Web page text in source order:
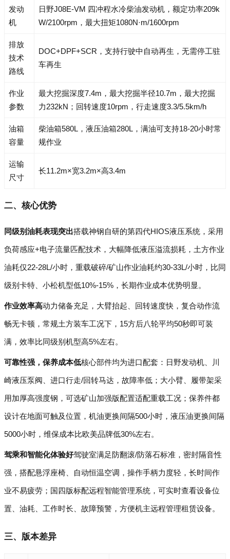
发动
机
日野J08E-VM 四冲程水冷柴油发动机，额定功率209k
W/2100rpm，最大扭矩1080N·m/1600rpm
排放
技术
路线
DOC+DPF+SCR，支持行驶中自动再生，无需停工驻
车再生
作业
参数
最大挖掘深度7.4m，最大挖掘半径10.7m，最大挖掘
力232kN；回转速度10rpm，行走速度3.3/5.5km/h
油箱
容量
柴油箱580L，液压油箱280L，满油可支持18-20小时常
规作业
运输
尺寸
长11.2m×宽3.2m×高3.4m
二、核心优势
同级别油耗表现突出搭载神钢自研的第四代HIOS液压系统，采用
负荷感应+电子流量匹配技术，大幅降低液压溢流损耗，土方作业
油耗仅22-28L/小时，重载破碎/矿山作业油耗约30-33L/小时，比同
级别卡特、小松机型低10%-15%，长期作业成本优势明显。
作业效率高动力储备充足，大臂抬起、回转速度快，复合动作流
畅无卡顿，常规土方装车工况下，15方后八轮平均50秒即可装
满，效率比同级别机型高5%左右。
可靠性强，保养成本低核心部件均为进口配套：日野发动机、川
崎液压泵阀、进口行走/回转马达，故障率低；大小臂、履带架采
用加厚高强度钢，可选矿山加强版配置适配重载工况；保养件都
设计在地面可触及位置，机油更换间隔500小时，液压油更换间隔
5000小时，维保成本比欧美品牌低30%左右。
驾乘和智能化体验好驾驶室满足防翻滚/防落石标准，密封隔音性
强，搭配悬浮座椅、自动恒温空调，操作手柄力度轻，长时间作
业不易疲劳；国四版标配远程智能管理系统，可实时查看设备位
置、油耗、工作时长、故障预警，方便机主远程管理租赁设备。
三、版本差异